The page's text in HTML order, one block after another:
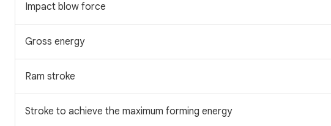
Impact blow force
Gross energy
Ram stroke
Stroke to achieve the maximum forming energy